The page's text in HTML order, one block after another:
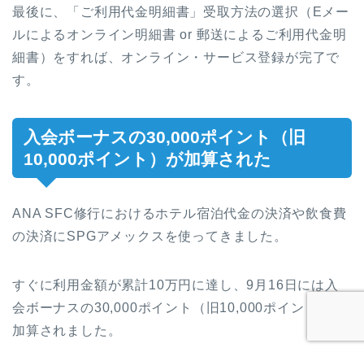
最後に、「ご利用代金明細書」受取方法の選択（Eメー
ルによるオンライン明細書 or 郵送によるご利用代金明
細書）をすれば、オンライン・サービス登録が完了で
す。
入会ボーナスの30,000ポイント（旧
10,000ポイント）が加算された
ANA SFC修行におけるホテル宿泊代金の決済や飲食費
の決済にSPGアメックスを使ってきました。
すぐに利用金額が累計10万円に達し、9月16日には入
会ボーナスの30,000ポイント（旧10,000ポイント）が
加算されました。